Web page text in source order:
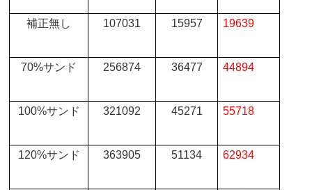
補正無し 107031 15957 19639
70%サンド 256874 36477 44894
100%サンド 321092 45271 55718
120%サンド 363905 51134 62934